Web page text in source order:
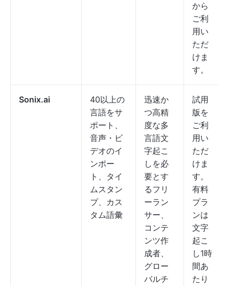
から
ご利
用い
ただ
けま
す。
Sonix.ai
40以上の
言語をサ
ポート、
音声・ビ
デオのイ
ンポー
ト、タイ
ムスタン
プ、カス
タム語彙
迅速か
つ高精
度な多
言語文
字起こ
しを必
要とす
るフリ
ーラン
サー、
コンテ
ンツ作
成者、
グロー
バルチ
試用
版を
ご利
用い
ただ
けま
す。
有料
プラ
ンは
文字
起こ
し1時
間あ
たり